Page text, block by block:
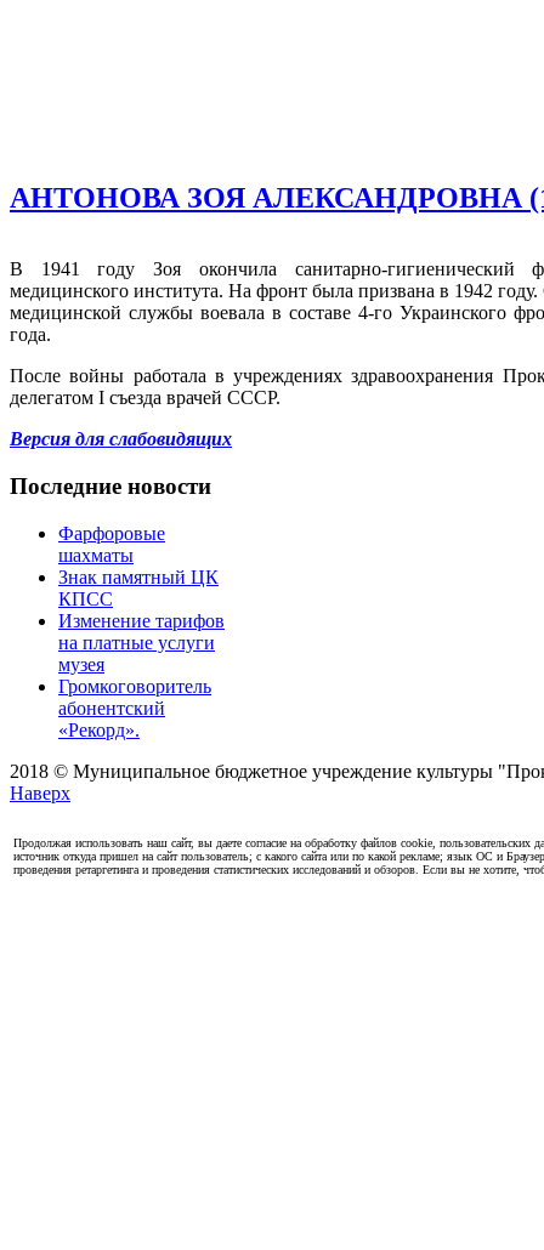
АНТОНОВА ЗОЯ АЛЕКСАНДРОВНА
В 1941 году Зоя окончила санитарно-гигиенический
медицинского института. На фронт была призвана в 1942
медицинской службы воевала в составе 4-го Украинского
года.
После войны работала в учреждениях здравоохранения
делегатом I съезда врачей СССР.
Версия для слабовидящих
Последние новости
Фарфоровые
шахматы
Знак памятный ЦК
КПСС
Изменение тарифов
на платные услуги
музея
Громкоговоритель
абонентский
«Рекорд».
2018 © Муниципальное бюджетное учреждение культуры
Наверх
Продолжая использовать наш сайт, вы даете согласие на обработку файлов cookie,
источник откуда пришел на сайт пользователь; с какого сайта или по какой рекламе; язык ОС и
проведения ретаргетинга и проведения статистических исследований и обзоров. Если вы не хотите,